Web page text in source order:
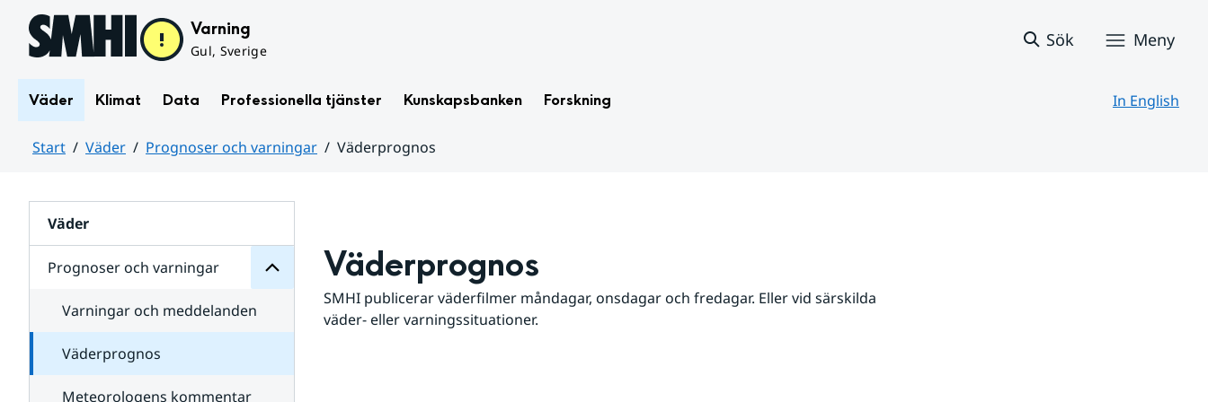
Hoppa till sidans innehåll Varning
Gul, Sverige
Sök Meny
Väder Klimat Data Professionella tjänster Kunskapsbanken Forskning In English
Start Väder Prognoser och varningar
Väderprognos
Väder
Prognoser och varningar
för
varningar
Varningar och meddelanden
Väderprognos
Meteorologens kommentar
Väderprognos
SMHI publicerar väderfilmer måndagar, onsdagar och fredagar. Eller vid särskilda
väder- eller varningssituationer.